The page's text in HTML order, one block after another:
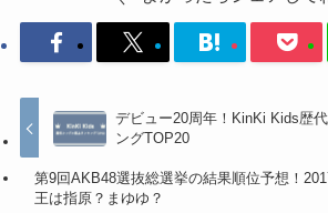
デビュー20周年！KinKi Kids歴
ングTOP20
第9回AKB48選抜総選挙の結果順位予想！
王は指原？まゆゆ？